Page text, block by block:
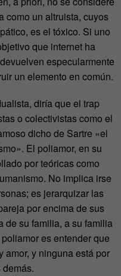
como un altruista, cuyos
es el tóxico. Si uno
que internet ha
especularmente
un elemento en común.
diría que el trap
o colectivistas como el
dicho de Sartre «el
El poliamor, en su
por teóricas como
No implica irse
es jerarquizar las
por encima de sus
de su familia, a su familia
es entender que
amor, y ninguna está por